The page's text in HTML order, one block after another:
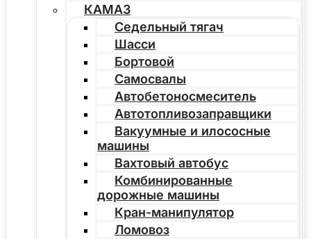
КАМАЗ
Седельный тягач
Шасси
Бортовой
Самосвалы
Автобетоносмеситель
Автотопливозаправщики
Вакуумные и илососные
машины
Вахтовый автобус
Комбинированные
дорожные машины
Кран-манипулятор
Ломовоз